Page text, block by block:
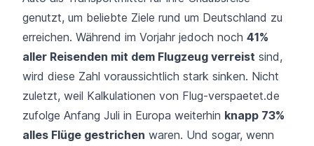
genutzt, um beliebte Ziele rund um Deutschland zu
erreichen. Während im Vorjahr jedoch noch 41%
aller Reisenden mit dem Flugzeug verreist sind,
wird diese Zahl voraussichtlich stark sinken. Nicht
zuletzt, weil Kalkulationen von Flug-verspaetet.de
zufolge Anfang Juli in Europa weiterhin knapp 73%
alles Flüge gestrichen waren. Und sogar, wenn